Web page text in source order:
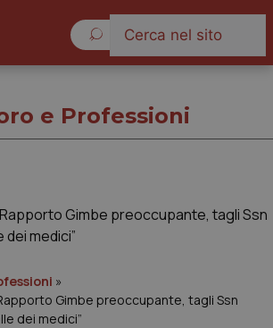
e Professioni
»
Gimbe preoccupante, tagli Ssn
dei medici”